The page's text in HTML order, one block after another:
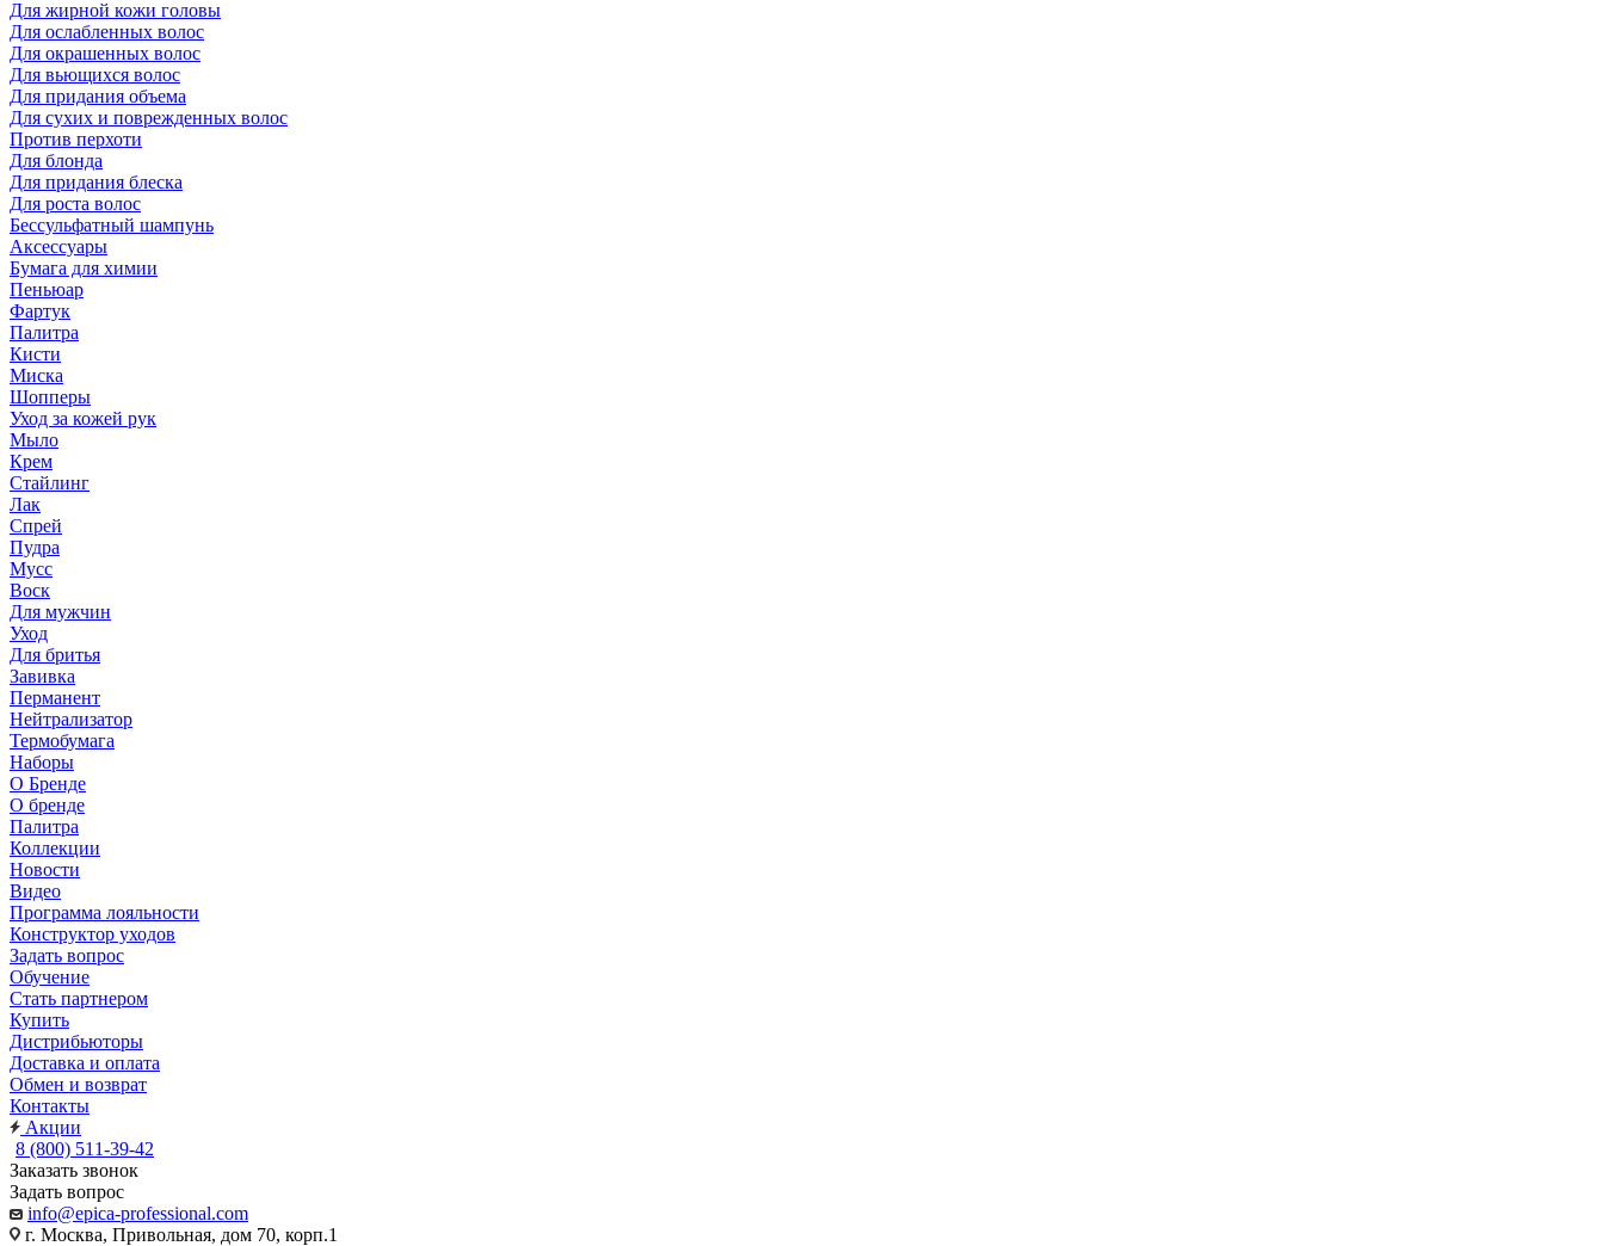
Для жирной кожи головы
Для ослабленных волос
Для окрашенных волос
Для вьющихся волос
Для придания объема
Для сухих и поврежденных волос
Против перхоти
Для блонда
Для придания блеска
Для роста волос
Бессульфатный шампунь
Аксессуары
Бумага для химии
Пеньюар
Фартук
Палитра
Кисти
Миска
Шопперы
Уход за кожей рук
Мыло
Крем
Стайлинг
Лак
Спрей
Пудра
Мусс
Воск
Для мужчин
Уход
Для бритья
Завивка
Перманент
Нейтрализатор
Термобумага
Наборы
О Бренде
О бренде
Палитра
Коллекции
Новости
Видео
Программа лояльности
Конструктор уходов
Задать вопрос
Обучение
Стать партнером
Купить
Дистрибьюторы
Доставка и оплата
Обмен и возврат
Контакты
Акции
8 (800) 511-39-42
Заказать звонок
Задать вопрос
info@epica-professional.com
г. Москва, Привольная, дом 70, корп.1